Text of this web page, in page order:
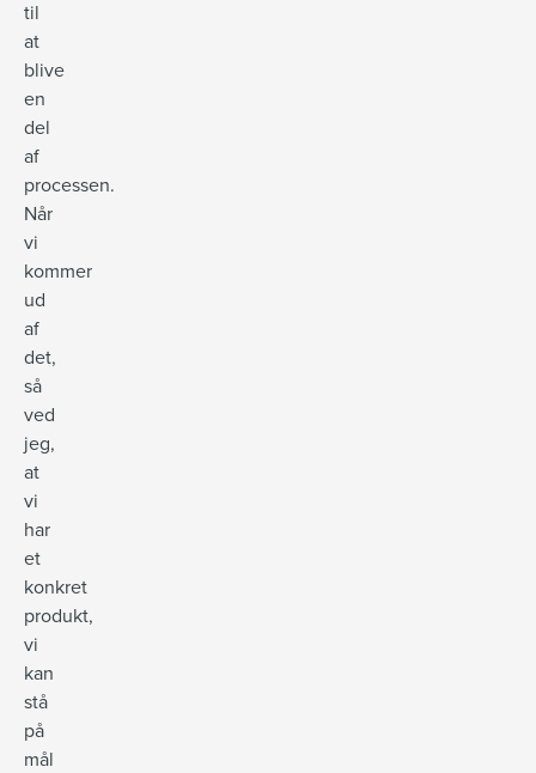
til
at
blive
en
del
af
processen.
Når
vi
kommer
ud
af
det,
så
ved
jeg,
at
vi
har
et
konkret
produkt,
vi
kan
stå
på
mål